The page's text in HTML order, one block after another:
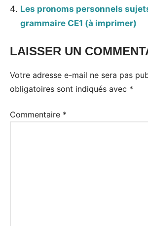
Les pronoms personnels
grammaire CE1 (à imprimer)
LAISSER UN
Votre adresse e-mail ne sera pas
obligatoires sont indiqués avec *
Commentaire *